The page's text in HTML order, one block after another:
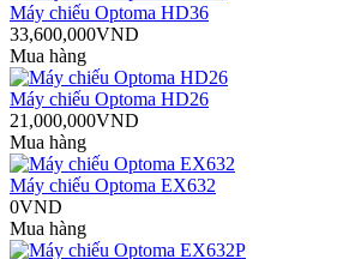
Máy chiếu Optoma HD36
33,600,000VND
Mua hàng
Máy chiếu Optoma HD26
21,000,000VND
Mua hàng
Máy chiếu Optoma EX632
0VND
Mua hàng